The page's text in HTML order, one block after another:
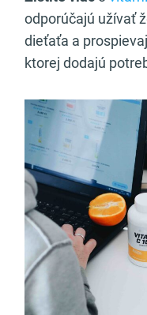
odporúčajú užívať
dieťaťa a
ktorej dodajú